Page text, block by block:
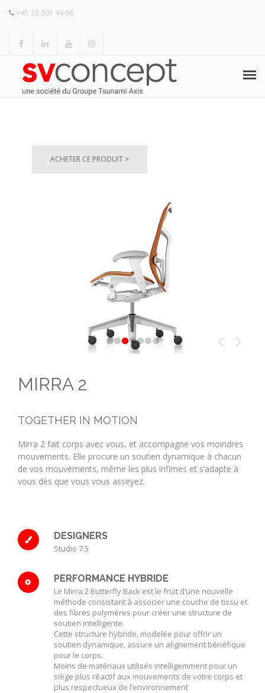
+41 22 301 44 66
KNOLL
RÉALISATIONS
RÉFÉRENCES
CONTACT
ACHETER CE PRODUIT >
MIRRA 2
TOGETHER IN MOTION
Mirra 2 fait corps avec vous, et accompagne vos moindres
mouvements. Elle procure un soutien dynamique à chacun
de vos mouvements, même les plus infimes et s’adapte à
vous dès que vous vous asseyez.
DESIGNERS
Studio 7.5
PERFORMANCE HYBRIDE
Le Mirra 2 Butterfly Back est le fruit d’une nouvelle
méthode consistant à associer une couche de tissu et
des fibres polymères pour créer une structure de
soutien intelligente.
Cette structure hybride, modelée pour offrir un
soutien dynamique, assure un alignement bénéfique
pour le corps.
Moins de matériaux utilisés intelligemment pour un
siège plus réactif aux mouvements de votre corps et
plus respectueux de l’environnement